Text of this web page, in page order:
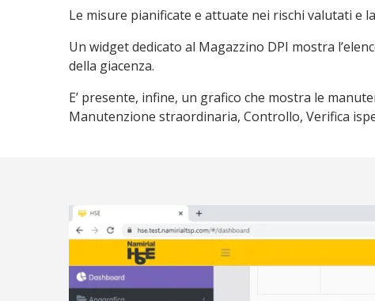
Le misure pianificate e attuate nei rischi valutati
Un widget dedicato al Magazzino DPI mostra
della giacenza.
E’ presente, infine, un grafico che mostra le
Manutenzione straordinaria, Controllo, Verifica